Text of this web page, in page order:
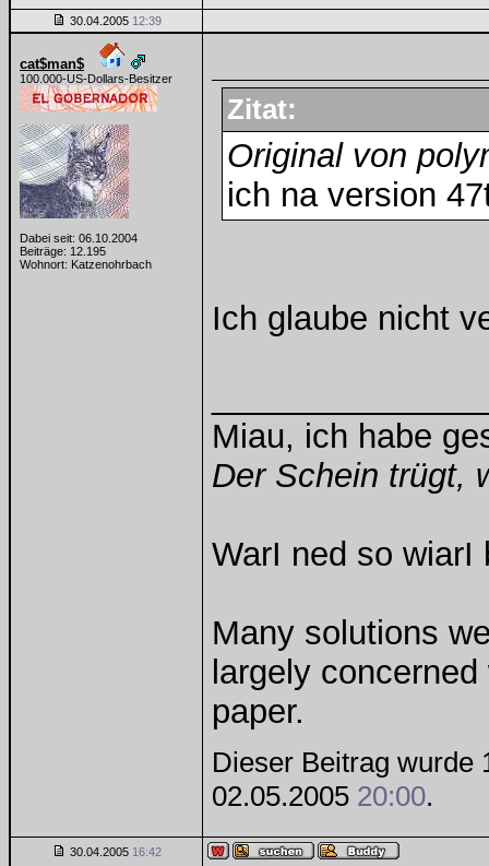
30.04.2005 12:39
cat$man$
100.000-US-Dollars-Besitzer
Dabei seit: 06.10.2004
Beiträge: 12.195
Wohnort: Katzenohrbach
Zitat:
Original von
ich na version
Ich glaube nicht
Miau, ich habe
Der Schein trügt,
WarI ned so wiarI
Many solutions
largely
paper.
Dieser Beitrag wurde
02.05.2005 20:00.
30.04.2005 16:42